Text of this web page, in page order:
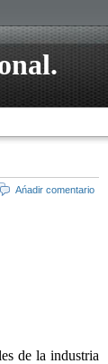
Ańadir comentario
de la industria